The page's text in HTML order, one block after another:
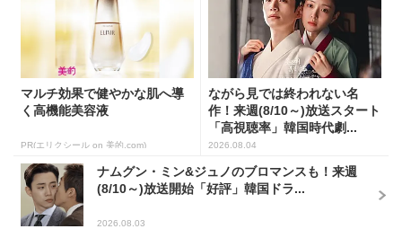
マルチ効果で健やかな肌へ導
く高機能美容液
PR(エリクシール on 美的.com)
ながら見では終われない名
作！来週(8/10～)放送スタート
「高視聴率」韓国時代劇...
2026.08.04
ナムグン・ミン&ジュノのブロマンスも！来週
(8/10～)放送開始「好評」韓国ドラ...
2026.08.03